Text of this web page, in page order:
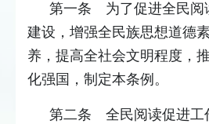
第一条 为了促进全民阅
建设，增强全民族思想道德
养，提高全社会文明程度，
化强国，制定本条例。
第二条 全民阅读促进工